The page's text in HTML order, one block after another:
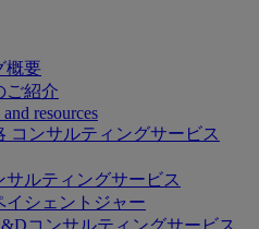
概要
ご紹介
resources
コンサルティングサービス
ルティングサービス
イシェントジャー
コンサルティングサービス